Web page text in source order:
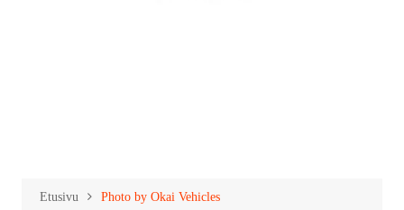
Etusivu Photo by Okai Vehicles